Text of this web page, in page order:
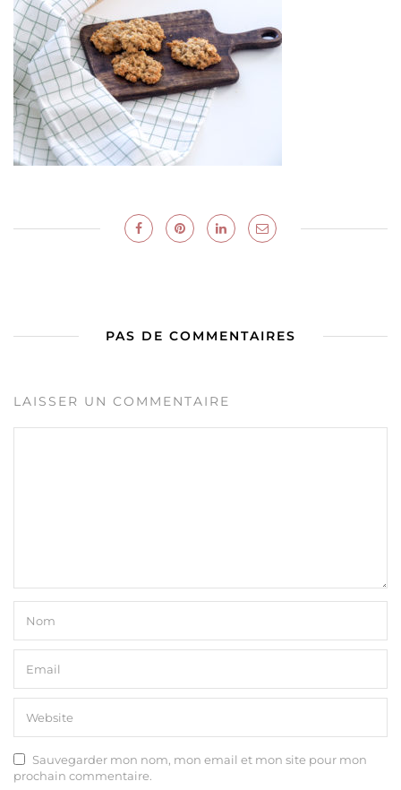
PAS DE COMMENTAIRES
LAISSER UN COMMENTAIRE
Sauvegarder mon nom, mon email et mon site pour mon
prochain commentaire.